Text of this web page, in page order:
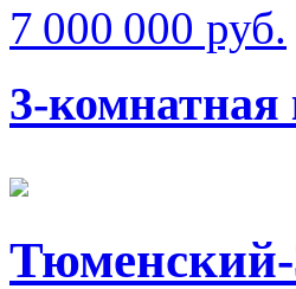
7 000 000 руб.
3-комнатная